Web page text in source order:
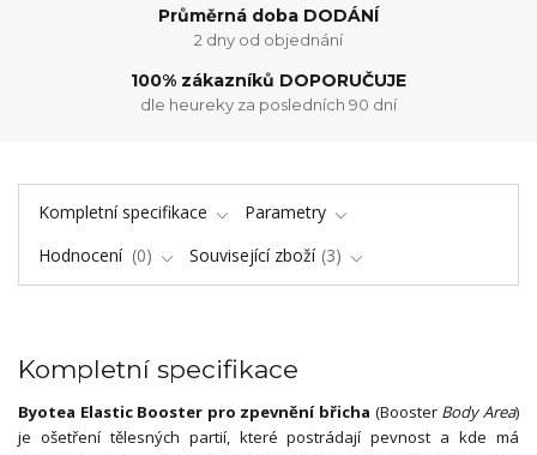
Průměrná doba DODÁNÍ
2 dny od objednání
100% zákazníků DOPORUČUJE
dle heureky za posledních 90 dní
Kompletní specifikace
Parametry
Hodnocení
0 Související zboží 3
Kompletní specifikace
Byotea Elastic Booster pro zpevnění břicha (Booster Body Area)
je ošetření tělesných partií, které postrádají pevnost a kde má